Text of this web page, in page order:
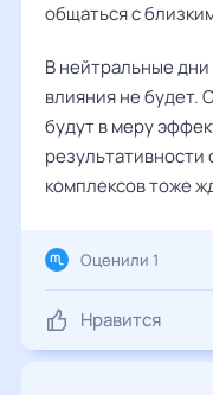
общаться с
В нейтральные
влияния не будет.
будут в меру
комплексов тоже
Нравится
Оценили 1